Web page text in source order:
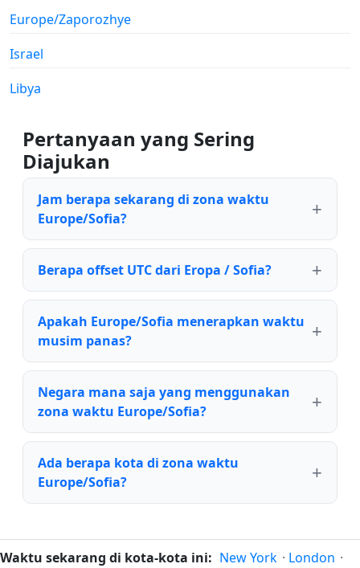
Europe/Zaporozhye
Israel
Libya
Pertanyaan yang Sering
Diajukan
Jam berapa sekarang di zona waktu
Europe/Sofia?
Berapa offset UTC dari Eropa / Sofia?
Apakah Europe/Sofia menerapkan waktu
musim panas?
Negara mana saja yang menggunakan
zona waktu Europe/Sofia?
Ada berapa kota di zona waktu
Europe/Sofia?
Waktu sekarang di kota-kota ini: New York · London ·